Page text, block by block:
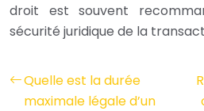
droit est souvent
sécurité juridique de la
Quelle est la durée
maximale légale d’un